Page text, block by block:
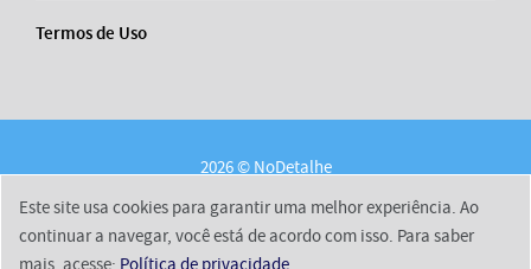
Termos de Uso
2026 © NoDetalhe
Sobre a WebGo Content
Políticas de Privacidade
Este site usa cookies para garantir uma melhor experiência. Ao
continuar a navegar, você está de acordo com isso. Para saber
mais, acesse: Política de privacidade